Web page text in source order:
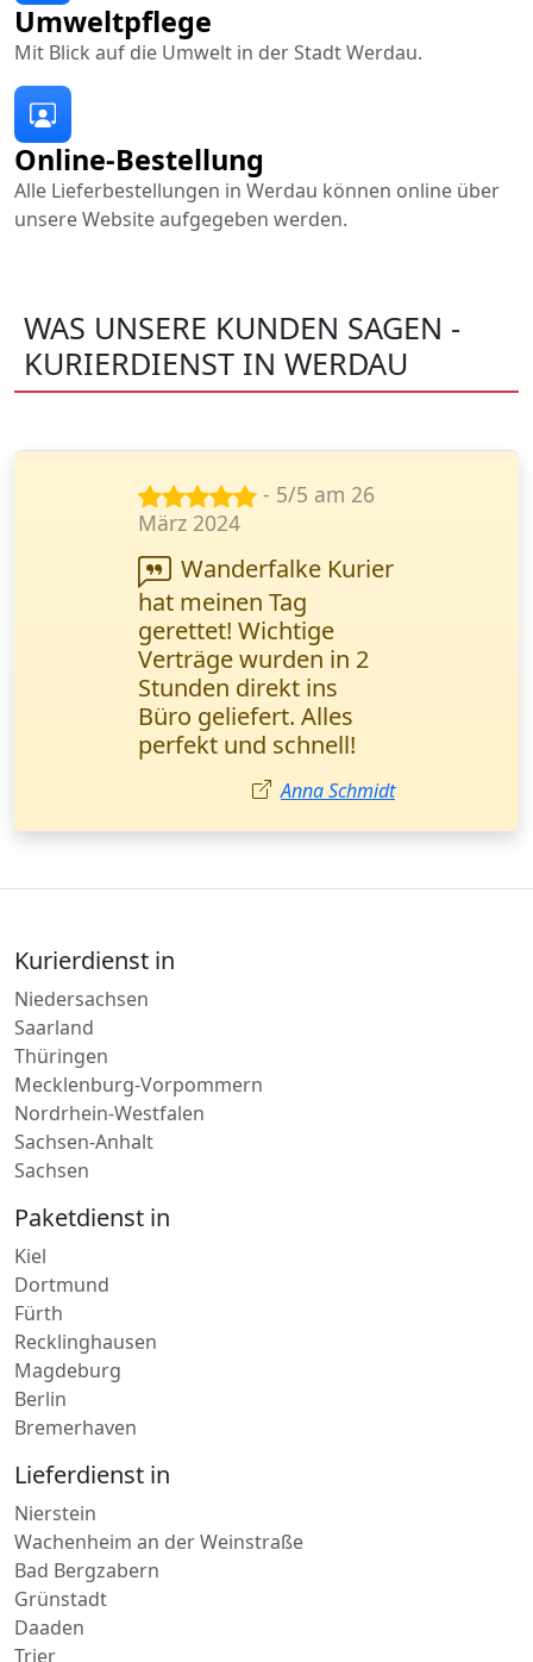
Online-Bestellung
Alle Lieferbestellungen in Werdau können online über
unsere Website aufgegeben werden.
Umweltpflege
Mit Blick auf die Umwelt in der Stadt Werdau.
WAS UNSERE KUNDEN SAGEN -
KURIERDIENST IN WERDAU
- 5/5 am 23
Juni 2024
Ihr Kurierdienst
steht für
Zuverlässigkeit. Alle
Sendungen werden
pünktlich geliefert, und
unsere Kunden sind
zufrieden. Petrović
Vertriebsmanagerin,
Leipzig.
Kurierdienst in
Niedersachsen
Saarland
Thüringen
Mecklenburg-Vorpommern
Sachsen-Anhalt
Sachsen
Paketdienst in
Kiel
Dortmund
Fürth
Recklinghausen
Berlin
Bremerhaven
Lieferdienst in
Nierstein
Wachenheim an der Weinstraße
Bad Bergzabern